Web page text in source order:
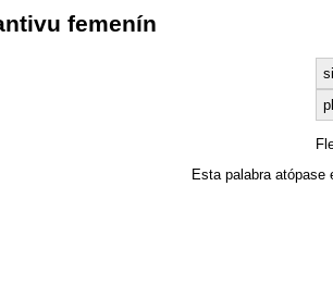
femenín
Esta palabra atópase